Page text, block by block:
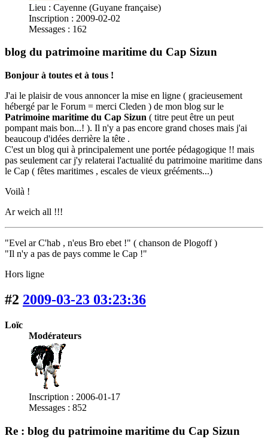
Lieu : Cayenne (Guyane française)
Inscription : 2009-02-02
Messages : 162
blog du patrimoine maritime du Cap Sizun
Bonjour à toutes et à tous !
J'ai le plaisir de vous annoncer la mise en ligne ( gracieusement
hébergé par le Forum = merci Cleden ) de mon blog sur le
Patrimoine maritime du Cap Sizun ( titre peut être un peut
pompant mais bon...! ). Il n'y a pas encore grand choses mais j'ai
beaucoup d'idées derrière la tête .
C'est un blog qui à principalement une portée pédagogique !! mais
pas seulement car j'y relaterai l'actualité du patrimoine maritime dans
le Cap ( fêtes maritimes , escales de vieux grééments...)
Voilà !
Ar weich all !!!
"Evel ar C'hab , n'eus Bro ebet !" ( chanson de Plogoff )
"Il n'y a pas de pays comme le Cap !"
Hors ligne
#2 2009-03-23 03:23:36
Loïc
Modérateurs
Inscription : 2006-01-17
Messages : 852
Re : blog du patrimoine maritime du Cap Sizun